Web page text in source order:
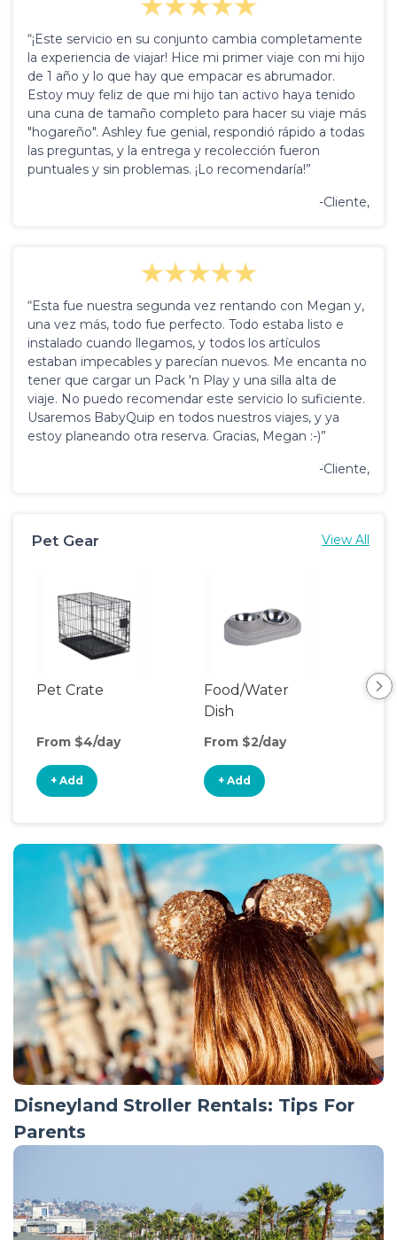
“¡Este servicio en su conjunto cambia completamente
la experiencia de viajar! Hice mi primer viaje con mi hijo
de 1 año y lo que hay que empacar es abrumador.
Estoy muy feliz de que mi hijo tan activo haya tenido
una cuna de tamaño completo para hacer su viaje más
"hogareño". Ashley fue genial, respondió rápido a todas
las preguntas, y la entrega y recolección fueron
puntuales y sin problemas. ¡Lo recomendaría!”
-Cliente,
“Esta fue nuestra segunda vez rentando con Megan y,
una vez más, todo fue perfecto. Todo estaba listo e
instalado cuando llegamos, y todos los artículos
estaban impecables y parecían nuevos. Me encanta no
tener que cargar un Pack 'n Play y una silla alta de
viaje. No puedo recomendar este servicio lo suficiente.
Usaremos BabyQuip en todos nuestros viajes, y ya
estoy planeando otra reserva. Gracias, Megan :-)”
-Cliente,
Pet Gear View All
Pet Crate
From $4/day
+ Add
Food/Water
Dish
From $2/day
+ Add
Disneyland Stroller Rentals: Tips For
Parents